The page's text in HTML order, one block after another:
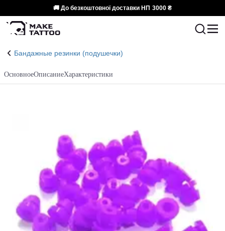
🚚 До безкоштовної доставки НП 3000 ₴
Бандажные резинки (подушечки)
ОсновноеОписаниеХарактеристики